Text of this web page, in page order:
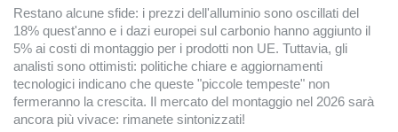
Restano alcune sfide: i prezzi dell'alluminio sono oscillati del
18% quest'anno e i dazi europei sul carbonio hanno aggiunto il
5% ai costi di montaggio per i prodotti non UE. Tuttavia, gli
analisti sono ottimisti: politiche chiare e aggiornamenti
tecnologici indicano che queste "piccole tempeste" non
fermeranno la crescita. Il mercato del montaggio nel 2026 sarà
ancora più vivace: rimanete sintonizzati!